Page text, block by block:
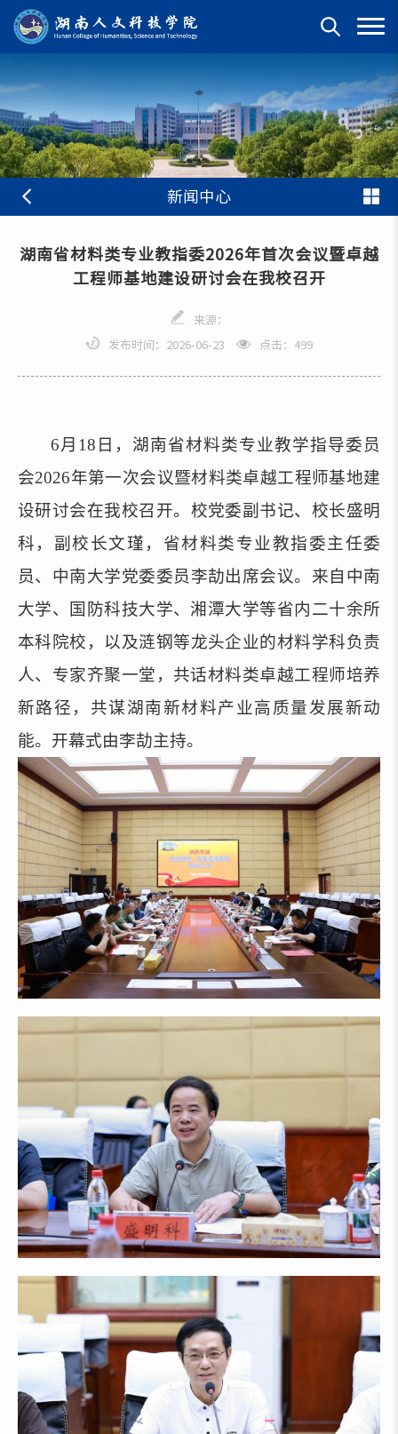
新闻中心
湖南省材料类专业教指委2026年首次会议暨卓越
工程师基地建设研讨会在我校召开
来源：
发布时间：2026-06-23 点击： 499
6月18日，湖南省材料类专业教学指导委员
会2026年第一次会议暨材料类卓越工程师基地建
设研讨会在我校召开。 校党委副书记、校长盛明
科，副校长文瑾， 省材料类专业教指委主任委
员、 中南大学党委委员 李劼出席会议。 来自中南
大学、国防科技大学、湘潭大学等省内二十余所
本科院校 ， 以及涟钢等龙头企业的材料学科负责
人、专家齐聚一堂，共话材料类卓越工程师培养
新路径，共谋湖南新材料产业高质量发展新动
能。开幕式由李劼主持。